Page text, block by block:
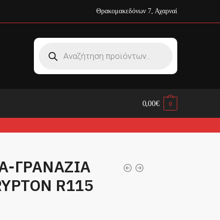
Θρακομακεδόνων 7, Αχαρναί
search
0,00€ 0
ΓΡΑΝΑΖΙΑ
R115